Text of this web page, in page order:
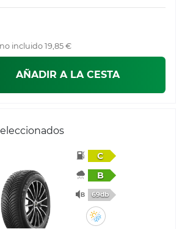
incluido 19,85 €
AÑADIR A LA CESTA
C
B
69db